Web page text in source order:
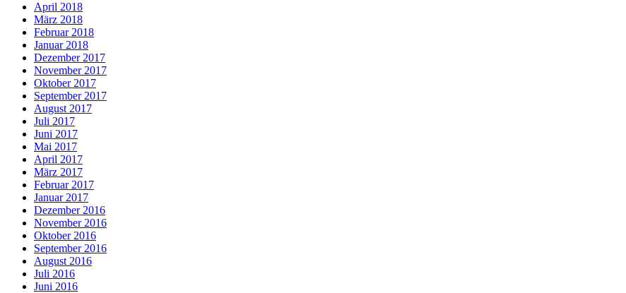
April 2018
März 2018
Februar 2018
Januar 2018
Dezember 2017
November 2017
Oktober 2017
September 2017
August 2017
Juli 2017
Juni 2017
Mai 2017
April 2017
März 2017
Februar 2017
Januar 2017
Dezember 2016
November 2016
Oktober 2016
September 2016
August 2016
Juli 2016
Juni 2016